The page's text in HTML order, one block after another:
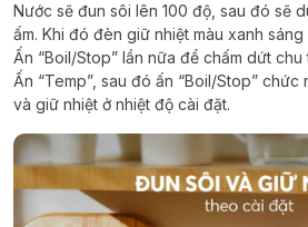
Nước sẽ đun sôi lên 100 độ, sau đó sẽ
ấm. Khi đó đèn giữ nhiệt màu xanh sáng
Ấn “Boil/Stop” lần nữa để chấm dứt
Ấn “Temp”, sau đó ấn “Boil/Stop”
và giữ nhiệt ở nhiệt độ cài đặt.